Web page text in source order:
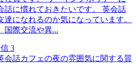
話に慣れておきたいです。 英会話
達になれるのか気になっています。
国際交流や異...
3
会話カフェの夜の雰囲気に関する質